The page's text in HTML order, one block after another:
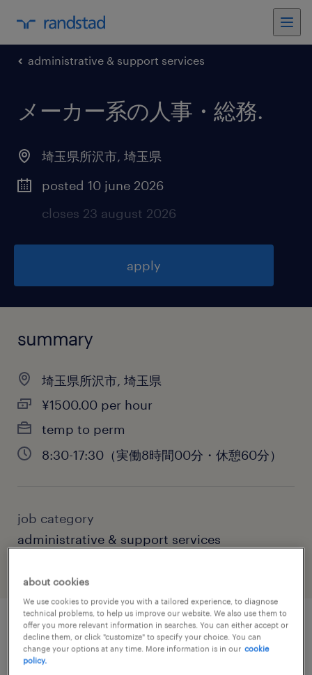
administrative & support services
メーカー系の人事・総務.
埼玉県所沢市, 埼玉県
posted 10 june 2026
closes 23 august 2026
apply
summary
埼玉県所沢市, 埼玉県
¥1500.00 per hour
temp to perm
8:30-17:30（実働8時間00分・休憩60分）
job category
administrative & support services
job details
about cookies
We use cookies to provide you with a tailored experience, to diagnose
technical problems, to help us improve our website. We also use them to
offer you more relevant information in searches. You can either accept or
decline them, or click "customize" to specify your choice. You can
change your options at any time. More information is in our cookie
policy.